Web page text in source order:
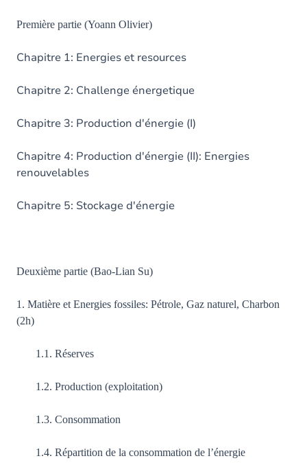
Première partie (Yoann Olivier)
Chapitre 1: Energies et resources
Chapitre 2: Challenge énergetique
Chapitre 3: Production d'énergie (I)
Chapitre 4: Production d'énergie (II): Energies
renouvelables
Chapitre 5: Stockage d'énergie
Deuxième partie (Bao-Lian Su)
1. Matière et Energies fossiles: Pétrole, Gaz naturel, Charbon
(2h)
1.1. Réserves
1.2. Production (exploitation)
1.3. Consommation
1.4. Répartition de la consommation de l’énergie